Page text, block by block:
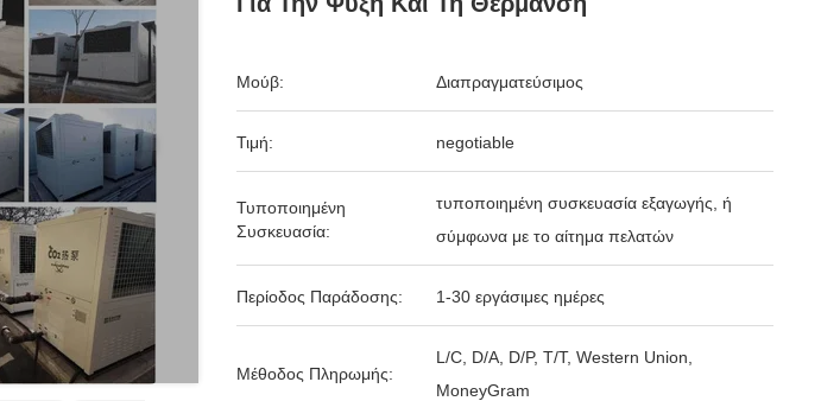
Μούβ: Διαπραγματεύσιμος
Τιμή: negotiable
Τυποποιημένη
Συσκευασία:
τυποποιημένη συσκευασία εξαγωγής, ή
σύμφωνα με το αίτημα πελατών
Περίοδος Παράδοσης: 1-30 εργάσιμες ημέρες
Μέθοδος Πληρωμής:
L/C, D/A, D/P, T/T, Western Union,
MoneyGram